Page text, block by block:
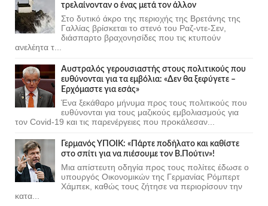
τρελαίνονταν ο ένας μετά τον άλλον
Στο δυτικό άκρο της περιοχής της Βρετάνης της
Γαλλίας βρίσκεται το στενό του Ραζ-ντε-Σεν,
διάσπαρτο βραχονησίδες που τις κτυπούν
ανελέητα τ...
Αυστραλός γερουσιαστής στους πολιτικούς που
ευθύνονται για τα εμβόλια: «Δεν θα ξεφύγετε –
Ερχόμαστε για εσάς»
Ένα ξεκάθαρο μήνυμα προς τους πολιτικούς που
ευθύνονται για τους μαζικούς εμβολιασμούς για
τον Covid-19 και τις παρενέργειες που προκάλεσαν...
Γερμανός ΥΠΟΙΚ: «Πάρτε ποδήλατο και καθίστε
στο σπίτι για να πιέσουμε τον Β.Πούτιν»!
Μια απίστευτη οδηγία προς τους πολίτες έδωσε ο
υπουργός Οικονομικών της Γερμανίας Ρόμπερτ
Χάμπεκ, καθώς τους ζήτησε να περιορίσουν την
κατα...